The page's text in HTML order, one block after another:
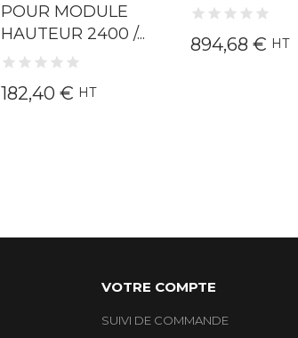
POUR MODULE
HAUTEUR 2400 /...
182,40 € HT
894,68 € HT
VOTRE COMPTE
SUIVI DE COMMANDE